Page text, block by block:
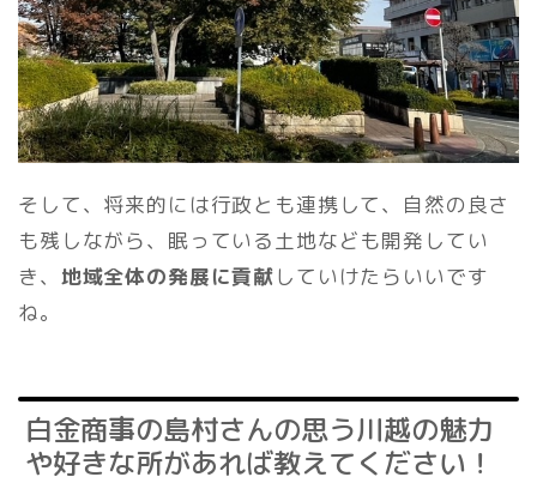
そして、将来的には行政とも連携して、自然の良さ
も残しながら、眠っている土地なども開発してい
き、 地域全体の発展に貢献していけたらいいです
ね。
白金商事の島村さんの思う川越の魅力
や好きな所があれば教えてください！